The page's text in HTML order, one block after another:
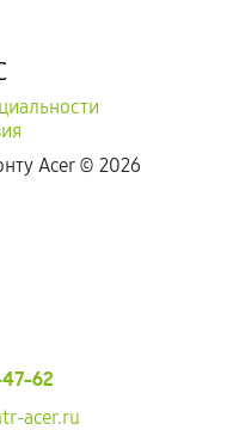
Acer © 2026
62
acer.ru